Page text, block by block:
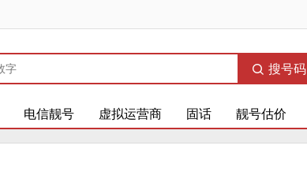
搜号码
电信靓号 虚拟运营商 固话 靓号估价